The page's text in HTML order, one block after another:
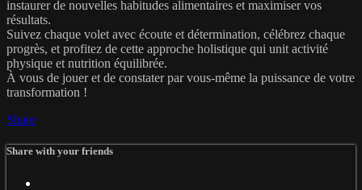
instaurer de nouvelles habitudes alimentaires et maximiser vos
résultats.
Suivez chaque volet avec écoute et détermination, célébrez chaque
progrès, et profitez de cette approche holistique qui unit activité
physique et nutrition équilibrée.
À vous de jouer et de constater par vous-même la puissance de votre
transformation !
Share
Share with your friends